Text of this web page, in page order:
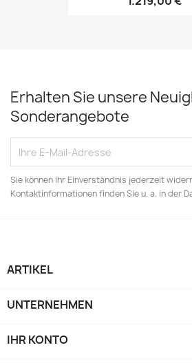
Erhalten Sie unsere
Sonderangebote
Sie können Ihr Einverständnis jederzeit
Kontaktinformationen finden Sie u. a. in der
ARTIKEL
UNTERNEHMEN
IHR KONTO